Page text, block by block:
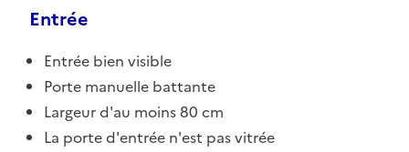
Entrée
Entrée bien visible
Porte manuelle battante
Largeur d'au moins 80 cm
La porte d'entrée n'est pas vitrée